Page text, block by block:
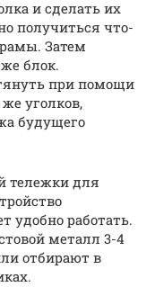
и сделать их
получиться что-
Затем
блок.
при помощи
уголков,
будущего
тележки для
удобно работать.
металл 3-4
отбирают в